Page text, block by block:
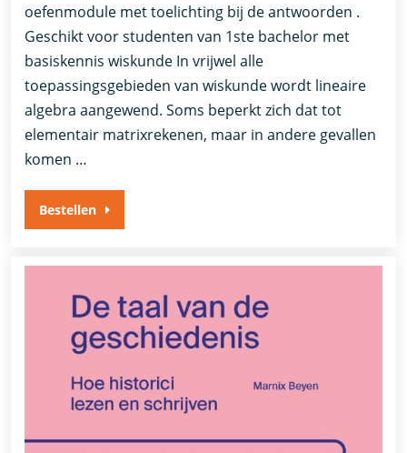
oefenmodule met toelichting bij de antwoorden .
Geschikt voor studenten van 1ste bachelor met
basiskennis wiskunde In vrijwel alle
toepassingsgebieden van wiskunde wordt lineaire
algebra aangewend. Soms beperkt zich dat tot
elementair matrixrekenen, maar in andere gevallen
komen …
Bestellen